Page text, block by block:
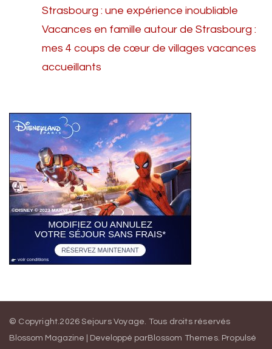
Strasbourg : une expérience inoubliable
Vacances en famille autour de Strasbourg :
mes 4 coups de cœur de villages vacances
accueillants
© Copyright.2026Sejours Voyage. Tous droits réservés
Blossom Magazine | Developpé parBlossom Themes. Propulsé